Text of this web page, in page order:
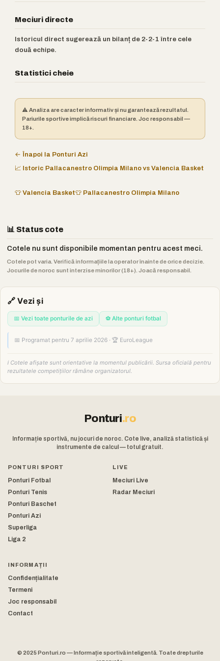
Meciuri directe
Istoricul direct sugerează un bilanț de 2-2-1 între cele
două echipe.
Statistici cheie
⚠️ Analiza are caracter informativ și nu garantează rezultatul.
Pariurile sportive implică riscuri financiare. Joc responsabil —
18+.
← Înapoi la Ponturi Azi
📈 Istoric Pallacanestro Olimpia Milano vs Valencia Basket
👕 Valencia Basket👕 Pallacanestro Olimpia Milano
📊 Status cote
Cotele nu sunt disponibile momentan pentru acest meci.
Cotele pot varia. Verifică informațiile la operator înainte de orice decizie.
Jocurile de noroc sunt interzise minorilor (18+). Joacă responsabil.
🔗 Vezi și
📅 Vezi toate ponturile de azi ⚽ Alte ponturi fotbal
📅 Programat pentru 7 aprilie 2026 · 🏆 EuroLeague
ℹ️ Cotele afișate sunt orientative la momentul publicării. Sursa oficială pentru
rezultatele competițiilor rămâne organizatorul.
Ponturi.ro
Informație sportivă, nu jocuri de noroc. Cote live, analiză statistică și
instrumente de calcul — totul gratuit.
PONTURI SPORT
Ponturi Fotbal
Ponturi Tenis
Ponturi Baschet
Ponturi Azi
Superliga
Liga 2
LIVE
Meciuri Live
Radar Meciuri
INFORMAȚII
Confidențialitate
Termeni
Joc responsabil
Contact
© 2025 Ponturi.ro — Informație sportivă inteligentă. Toate drepturile